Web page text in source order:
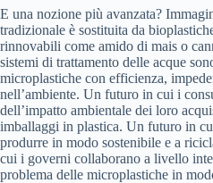
E una nozione più avanzata?
tradizionale è sostituita da
rinnovabili come amido di mais o
sistemi di trattamento delle acque
microplastiche con efficienza,
nell’ambiente. Un futuro in cui i
dell’impatto ambientale dei loro
imballaggi in plastica. Un futuro in
produrre in modo sostenibile e a
cui i governi collaborano a livello
problema delle microplastiche in